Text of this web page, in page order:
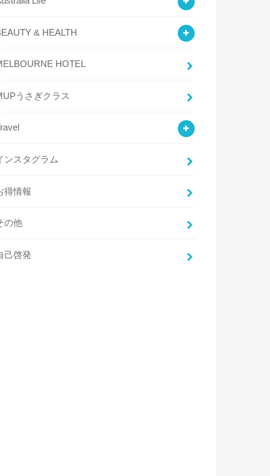
& HEALTH
HOTEL
うさぎクラス
ンスタグラム
得情報
の他
己啓発